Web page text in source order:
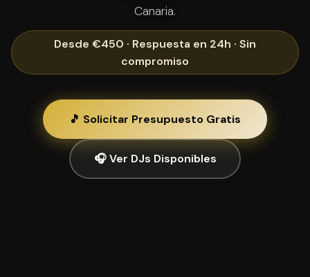
Canaria.
Desde €450 · Respuesta en 24h · Sin
compromiso
🎵 Solicitar Presupuesto Gratis
🎧 Ver DJs Disponibles